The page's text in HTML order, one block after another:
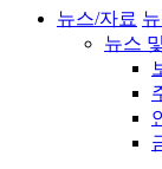
뉴스/자료
뉴스